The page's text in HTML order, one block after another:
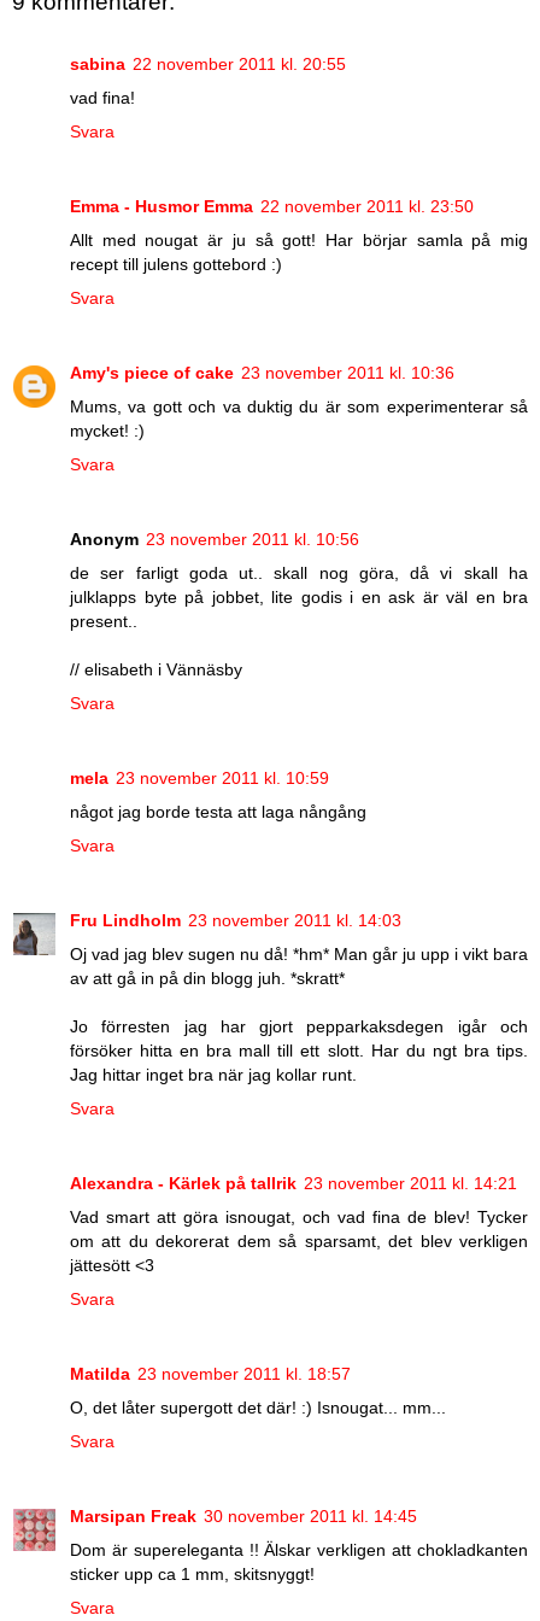
sabina 22 november 2011 kl. 20:55
vad fina!
Svara
Emma - Husmor Emma 22 november 2011 kl. 23:50
Allt med nougat är ju så gott! Har börjar samla på mig
recept till julens gottebord :)
Svara
Amy's piece of cake 23 november 2011 kl. 10:36
Mums, va gott och va duktig du är som experimenterar så
mycket! :)
Svara
Anonym 23 november 2011 kl. 10:56
de ser farligt goda ut.. skall nog göra, då vi skall ha
julklapps byte på jobbet, lite godis i en ask är väl en bra
present..
// elisabeth i Vännäsby
Svara
mela 23 november 2011 kl. 10:59
något jag borde testa att laga nångång
Svara
Fru Lindholm 23 november 2011 kl. 14:03
Oj vad jag blev sugen nu då! *hm* Man går ju upp i vikt bara
av att gå in på din blogg juh. *skratt*
Jo förresten jag har gjort pepparkaksdegen igår och
försöker hitta en bra mall till ett slott. Har du ngt bra tips.
Jag hittar inget bra när jag kollar runt.
Svara
Alexandra - Kärlek på tallrik 23 november 2011 kl. 14:21
Vad smart att göra isnougat, och vad fina de blev! Tycker
om att du dekorerat dem så sparsamt, det blev verkligen
jättesött <3
Svara
Matilda 23 november 2011 kl. 18:57
O, det låter supergott det där! :) Isnougat... mm...
Svara
Marsipan Freak 30 november 2011 kl. 14:45
Dom är supereleganta !! Älskar verkligen att chokladkanten
sticker upp ca 1 mm, skitsnyggt!
Svara